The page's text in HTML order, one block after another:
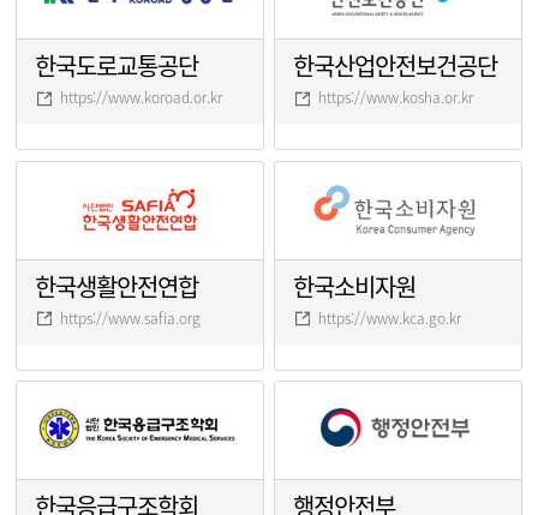
한국도로교통공단
https://www.koroad.or.kr
한국산업안전보건공단
https://www.kosha.or.kr
한국생활안전연합
https://www.safia.org
한국소비자원
https://www.kca.go.kr
한국응급구조학회 행정안전부